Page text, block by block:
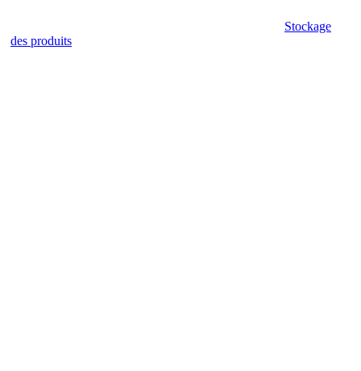
Stockage
des produits